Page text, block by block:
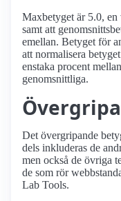
Maxbetyget är 5.0,
samt att
emellan. Betyget för
att normalisera
enstaka procent
genomsnittliga.
Det övergripande
dels inkluderas de
men också de övriga
de som rör
Lab Tools.